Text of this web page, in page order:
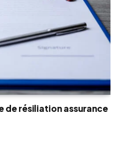
de résiliation assurance